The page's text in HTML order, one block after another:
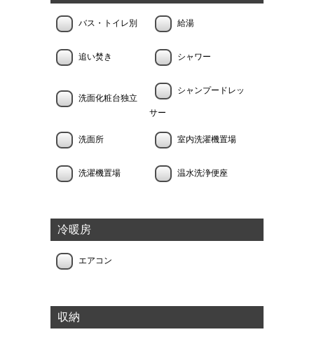
バス・トイレ別 給湯
追い焚き シャワー
洗面化粧台独立
シャンプードレッ
サー
洗面所 室内洗濯機置場
洗濯機置場 温水洗浄便座
冷暖房
エアコン
収納